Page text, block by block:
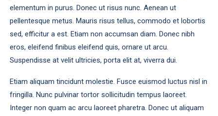
elementum in purus. Donec ut risus nunc. Aenean ut
pellentesque metus. Mauris risus tellus, commodo et lobortis
sed, efficitur a est. Etiam non accumsan diam. Donec nibh
eros, eleifend finibus eleifend quis, ornare ut arcu.
Suspendisse at velit ultricies, porta elit at, viverra dui.
Etiam aliquam tincidunt molestie. Fusce euismod luctus nisl in
fringilla. Nunc pulvinar tortor sollicitudin tempus laoreet.
Integer non quam ac arcu laoreet pharetra. Donec ut aliquam